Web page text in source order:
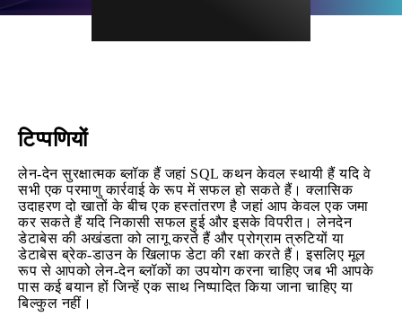
टिप्पणियों
लेन-देन सुरक्षात्मक ब्लॉक हैं जहां SQL कथन केवल स्थायी हैं यदि वे
सभी एक परमाणु कार्रवाई के रूप में सफल हो सकते हैं। क्लासिक
उदाहरण दो खातों के बीच एक हस्तांतरण है जहां आप केवल एक जमा
कर सकते हैं यदि निकासी सफल हुई और इसके विपरीत। लेनदेन
डेटाबेस की अखंडता को लागू करते हैं और प्रोग्राम त्रुटियों या
डेटाबेस ब्रेक-डाउन के खिलाफ डेटा की रक्षा करते हैं। इसलिए मूल
रूप से आपको लेन-देन ब्लॉकों का उपयोग करना चाहिए जब भी आपके
पास कई बयान हों जिन्हें एक साथ निष्पादित किया जाना चाहिए या
बिल्कुल नहीं।